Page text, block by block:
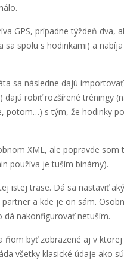
GPS, prípadne týždeň dva,
sa spolu s hodinkami) a
sa následne dajú
robiť rozšírené tréningy
potom…) s tým, že hodinky
XML, ale popravde som
používa je tuším binárny).
istej trase. Dá sa nastaviť
a kde je on sám.
nakonfigurovať netuším.
ňom byť zobrazené aj v
všetky klasické údaje ako